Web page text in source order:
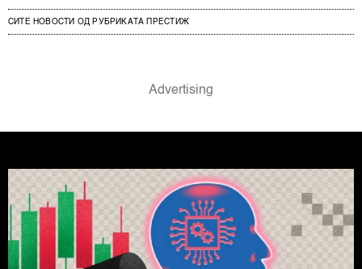
СИТЕ НОВОСТИ ОД РУБРИКАТА ПРЕСТИЖ